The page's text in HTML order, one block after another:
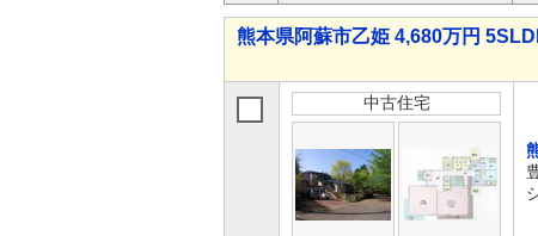
熊本県阿蘇市乙姫 4,680万円
中古住宅